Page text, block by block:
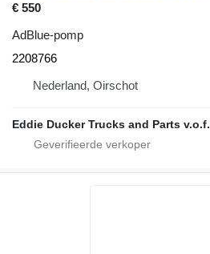
€ 550
AdBlue-pomp
2208766
Nederland, Oirschot
Eddie Ducker Trucks and Parts v.o.f.